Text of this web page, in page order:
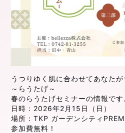
うつりゆく肌に合わせてあなた
～らうたげ～
春のらうたげセミナーの情報です
日時：2026年2月15日（日）
場所：TKP ガーデンシティ
参加費無料！